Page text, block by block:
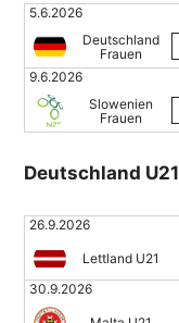
5.6.2026
Deutschland
Frauen
9.6.2026
Slowenien
Frauen
Deutschland U21
26.9.2026
Lettland U21
30.9.2026